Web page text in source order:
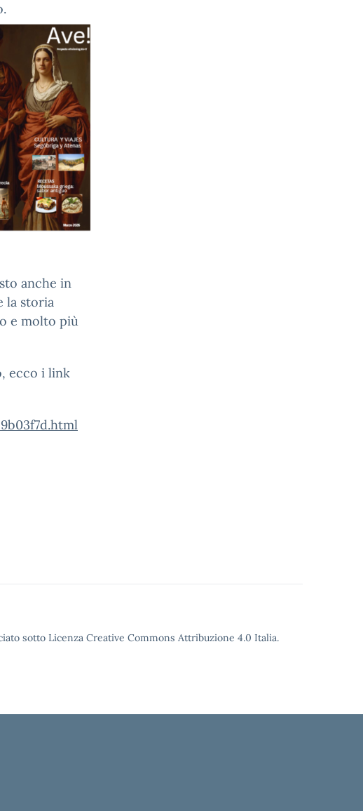
anche in
la storia
e molto più
ecco i link
sotto Licenza Creative Commons Attribuzione 4.0 Italia.